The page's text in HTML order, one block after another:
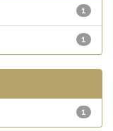
1
1
1